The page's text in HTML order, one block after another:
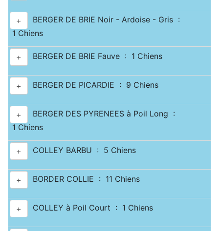
+
BERGER DE BRIE Noir - Ardoise - Gris :
1 Chiens
+ BERGER DE BRIE Fauve : 1 Chiens
+ BERGER DE PICARDIE : 9 Chiens
+
BERGER DES PYRENEES à Poil Long :
1 Chiens
+ COLLEY BARBU : 5 Chiens
+ BORDER COLLIE : 11 Chiens
+ COLLEY à Poil Court : 1 Chiens